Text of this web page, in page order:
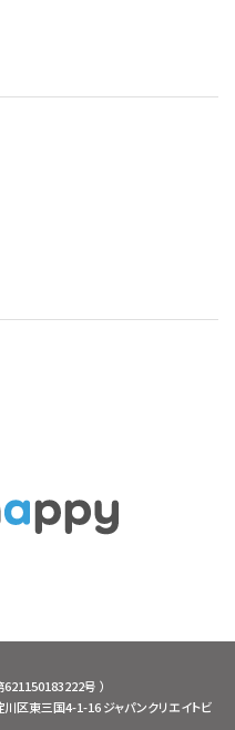
号 ）
東三国4-1-16 ジャパンクリエイトビ